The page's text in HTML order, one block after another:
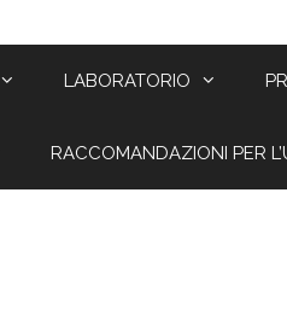
LABORATORIO
RACCOMANDAZIONI PER